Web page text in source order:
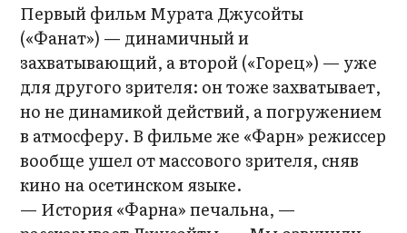
Первый фильм Мурата Джусойты
(«Фанат») — динамичный и
захватывающий, а второй («Горец») — уже
для другого зрителя: он тоже захватывает,
но не динамикой действий, а погружением
в атмосферу. В фильме же «Фарн» режиссер
вообще ушел от массового зрителя, сняв
кино на осетинском языке.
— История «Фарна» печальна, —